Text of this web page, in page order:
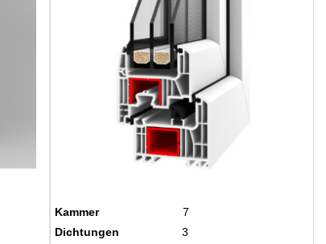
Kammer
7
Dichtungen
3